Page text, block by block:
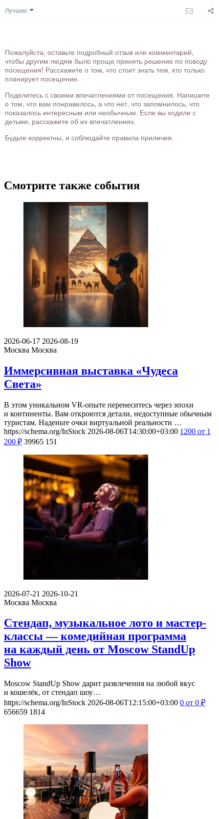
Лучшие
Пожалуйста, оставьте подробный отзыв или комментарий,
чтобы другим людям было проще принять решение по поводу
посещения! Расскажите о том, что стоит знать тем, кто только
планирует посещение.
Поделитесь с своими впечатлениями от посещения. Напишите
о том, что вам понравилось, а что нет, что запомнилось, что
показалось интересным или необычным. Если вы ходили с
детьми, расскажите об их впечатлениях.
Будьте корректны, и соблюдайте правила приличия.
Смотрите также события
2026-06-17 2026-08-19
Москва Москва
Иммерсивная выставка «Чудеса
Света»
В этом уникальном VR-опыте перенеситесь через эпохи
и континенты. Вам откроются детали, недоступные обычным
туристам. Наденьте очки виртуальной реальности …
https://schema.org/InStock 2026-08-06T14:30:00+03:00 1200 от 1
200 ₽ 39965 151
2026-07-21 2026-10-21
Москва Москва
Стендап, музыкальное лото и мастер-
классы — комедийная программа
на каждый день от Moscow StandUp
Show
Moscow StandUp Show дарит развлечения на любой вкус
и кошелёк, от стендап шоу…
https://schema.org/InStock 2026-08-06T12:15:00+03:00 0 от 0 ₽
656659 1814